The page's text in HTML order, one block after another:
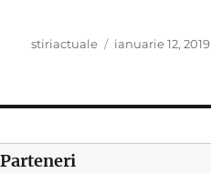
Author
stiriactuale
Posted
ianuarie 12, 2019
Parteneri